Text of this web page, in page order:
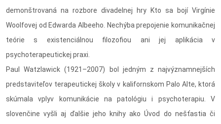
demonštrovaná na rozbore divadelnej hry Kto sa bojí Virgínie
Woolfovej od Edwarda Albeeho. Nechýba prepojenie komunikačnej
teórie s existenciálnou filozofiou ani jej aplikácia v
psychoterapeutickej praxi.
Paul Watzlawick (1921–2007) bol jedným z najvýznamnejších
predstaviteľov terapeutickej školy v kalifornskom Palo Alte, ktorá
skúmala vplyv komunikácie na patológiu i psychoterapiu. V
slovenčine vyšli aj ďalšie jeho knihy ako Úvod do nešťastia či